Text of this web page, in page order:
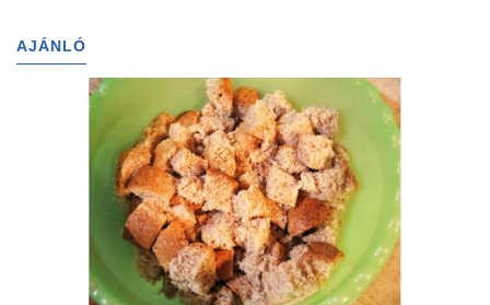
AJÁNLÓ